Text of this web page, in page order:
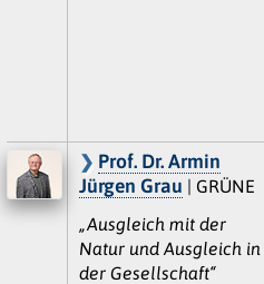
Prof. Dr. Armin
Jürgen Grau | GRÜNE
„Ausgleich mit der
Natur und Ausgleich in
der Gesellschaft“